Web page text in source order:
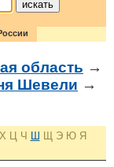
область →
Шевели →
Х Ц Ч Ш Щ Э Ю Я